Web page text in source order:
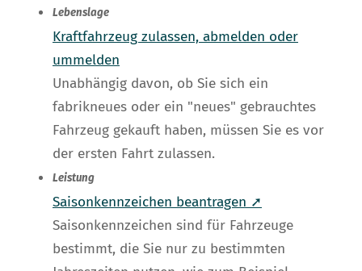
Lebenslage
Kraftfahrzeug zulassen, abmelden oder
ummelden
Unabhängig davon, ob Sie sich ein
fabrikneues oder ein "neues" gebrauchtes
Fahrzeug gekauft haben, müssen Sie es vor
der ersten Fahrt zulassen.
Leistung
Saisonkennzeichen beantragen ➚
Saisonkennzeichen sind für Fahrzeuge
bestimmt, die Sie nur zu bestimmten